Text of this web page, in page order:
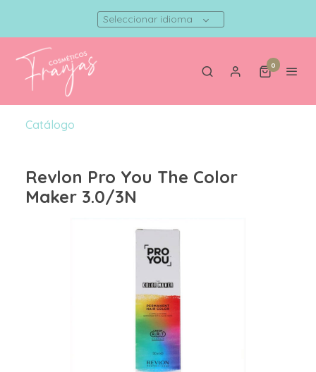
Seleccionar idioma
0
Catálogo
Revlon Pro You The Color
Maker 3.0/3N